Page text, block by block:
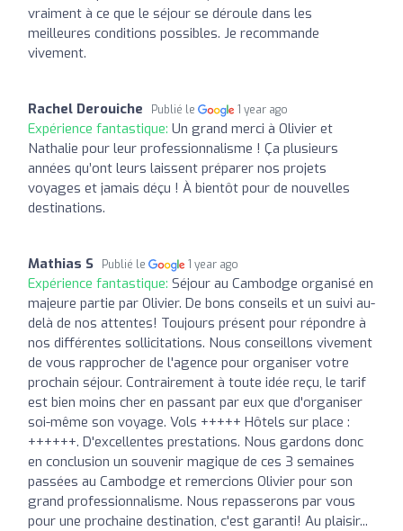
vraiment à ce que le séjour se déroule dans les
meilleures conditions possibles. Je recommande
vivement.
Rachel Derouiche Publié le 1 year ago
Expérience fantastique: Un grand merci à Olivier et
Nathalie pour leur professionnalisme ! Ça plusieurs
années qu’ont leurs laissent préparer nos projets
voyages et jamais déçu ! À bientôt pour de nouvelles
destinations.
Mathias S Publié le 1 year ago
Expérience fantastique: Séjour au Cambodge organisé en
majeure partie par Olivier. De bons conseils et un suivi au-
delà de nos attentes! Toujours présent pour répondre à
nos différentes sollicitations. Nous conseillons vivement
de vous rapprocher de l'agence pour organiser votre
prochain séjour. Contrairement à toute idée reçu, le tarif
est bien moins cher en passant par eux que d'organiser
soi-même son voyage. Vols +++++ Hôtels sur place :
++++++. D'excellentes prestations. Nous gardons donc
en conclusion un souvenir magique de ces 3 semaines
passées au Cambodge et remercions Olivier pour son
grand professionnalisme. Nous repasserons par vous
pour une prochaine destination, c'est garanti! Au plaisir...